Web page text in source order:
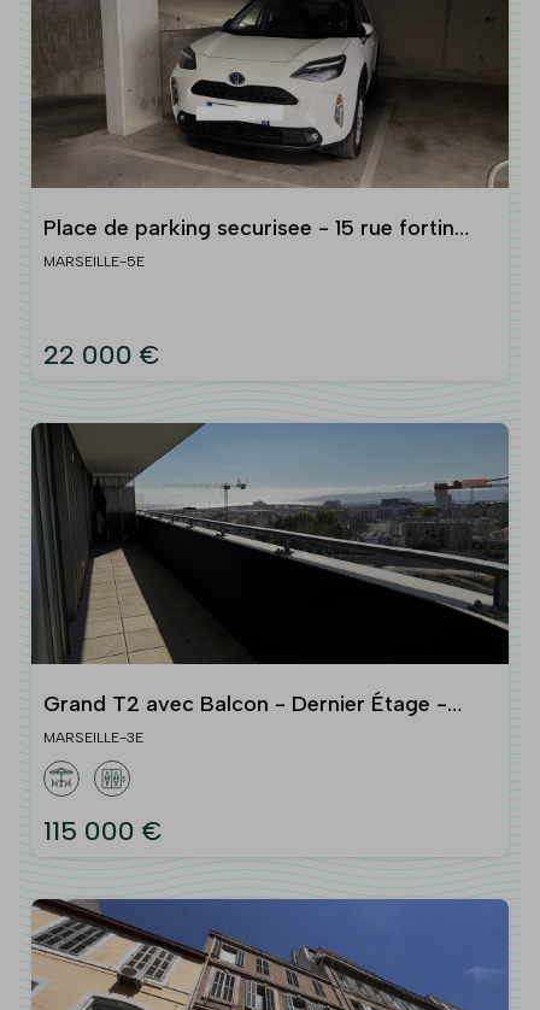
Place de parking securisee - 15 rue fortin
13005 marseille secteur timone
MARSEILLE-5E
22 000 €
Grand T2 avec Balcon - Dernier Étage -
Résidence Neuve - Vue Dégagée - Marseille
13003
MARSEILLE-3E
115 000 €